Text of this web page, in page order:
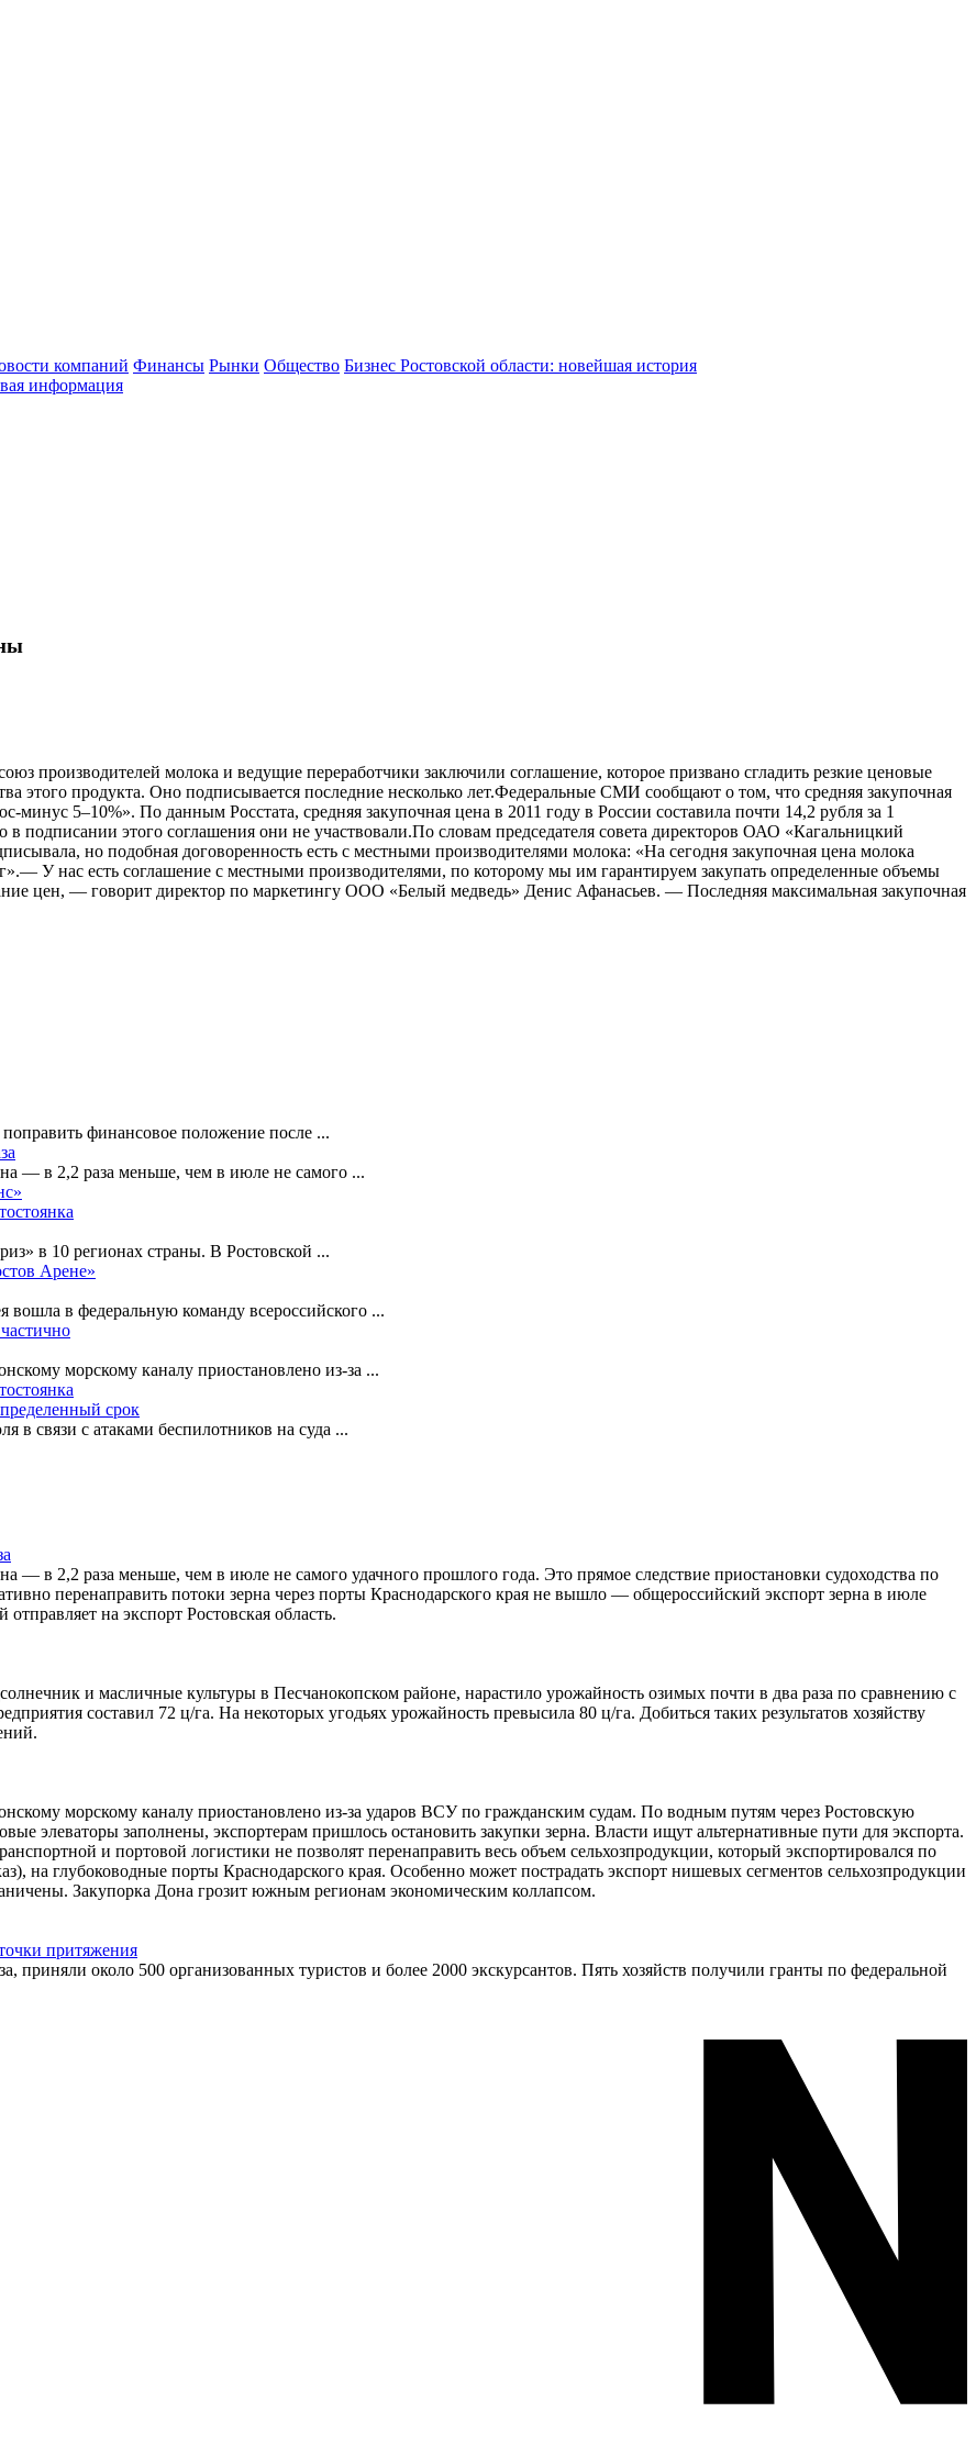
компаний Финансы Рынки Общество Бизнес Ростовской области: новейшая история
информация
производителей молока и ведущие переработчики заключили соглашение, которое призвано сгладить резкие ценовые
этого продукта. Оно подписывается последние несколько лет.Федеральные СМИ сообщают о том, что средняя закупочная
минус 5–10%». По данным Росстата, средняя закупочная цена в 2011 году в России составила почти 14,2 рубля за 1
подписании этого соглашения они не участвовали.По словам председателя совета директоров ОАО «Кагальницкий
но подобная договоренность есть с местными производителями молока: «На сегодня закупочная цена молока
У нас есть соглашение с местными производителями, по которому мы им гарантируем закупать определенные объемы
цен, — говорит директор по маркетингу ООО «Белый медведь» Денис Афанасьев. — Последняя максимальная закупочная
финансовое положение после ...
— в 2,2 раза меньше, чем в июле не самого ...
в 10 регионах страны. В Ростовской ...
Арене»
вошла в федеральную команду всероссийского ...
морскому каналу приостановлено из-за ...
срок
в связи с атаками беспилотников на суда ...
— в 2,2 раза меньше, чем в июле не самого удачного прошлого года. Это прямое следствие приостановки судоходства по
перенаправить потоки зерна через порты Краснодарского края не вышло — общероссийский экспорт зерна в июле
на экспорт Ростовская область.
и масличные культуры в Песчанокопском районе, нарастило урожайность озимых почти в два раза по сравнению с
составил 72 ц/га. На некоторых угодьях урожайность превысила 80 ц/га. Добиться таких результатов хозяйству
морскому каналу приостановлено из-за ударов ВСУ по гражданским судам. По водным путям через Ростовскую
элеваторы заполнены, экспортерам пришлось остановить закупки зерна. Власти ищут альтернативные пути для экспорта.
и портовой логистики не позволят перенаправить весь объем сельхозпродукции, который экспортировался по
на глубоководные порты Краснодарского края. Особенно может пострадать экспорт нишевых сегментов сельхозпродукции
Закупорка Дона грозит южным регионам экономическим коллапсом.
притяжения
около 500 организованных туристов и более 2000 экскурсантов. Пять хозяйств получили гранты по федеральной